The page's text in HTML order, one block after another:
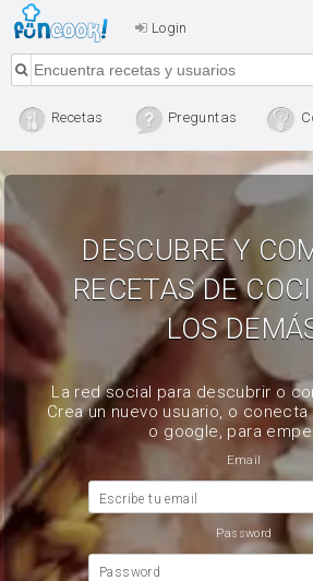
Login
Recetas Preguntas
DESCUBRE Y
RECETAS DE
LOS
La red social para descubrir o
Crea un nuevo usuario, o
o google, para
Email
Escribe tu email
Password
Password